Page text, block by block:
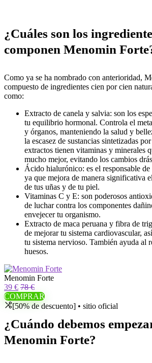
¿Cuáles son los
componen Menomin
Como ya se ha nombrado con anterioridad,
compuesto de ingredientes cien por cien
como:
Extracto de canela y salvia: son los
tu equilibrio hormonal. Controla el
y órganos, manteniendo la salud y
la escasez de sustancias sintetizadas
extractos tienen vitaminas y minerales
mucho mejor, evitando los cambios
Ácido hialurónico: es el responsable
ya que mejora de manera significativa
de tus uñas y de tu piel.
Vitaminas C y E: son poderosos
de luchar contra los componentes
envejecer tu organismo.
Extracto de maca peruana y fibra de
de mejorar tu sistema cardiovascular,
tu sistema nervioso. También ayuda al
huesos.
Menomin Forte
39 € 78 €
COMPRAR
[50% de descuento] • sitio oficial
¿Cuándo debemos
Menomin Forte?